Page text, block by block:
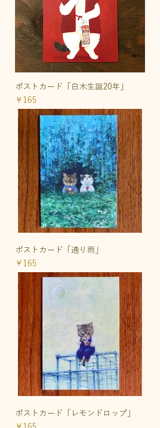
ポストカード「白木生誕20年」
価格
￥165
ポストカード「通り雨」
価格
￥165
ポストカード「レモンドロップ」
価格
￥165